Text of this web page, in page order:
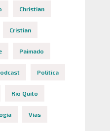
Christian
Cristian
Paimado
Politica
Rio Quito
Vias